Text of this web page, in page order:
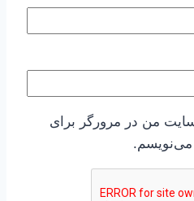
من در مرورگر برای
می‌نویسم.